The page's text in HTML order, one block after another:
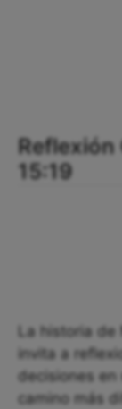
Reflexión
15:19
La historia
invita a
decisiones en
camino más